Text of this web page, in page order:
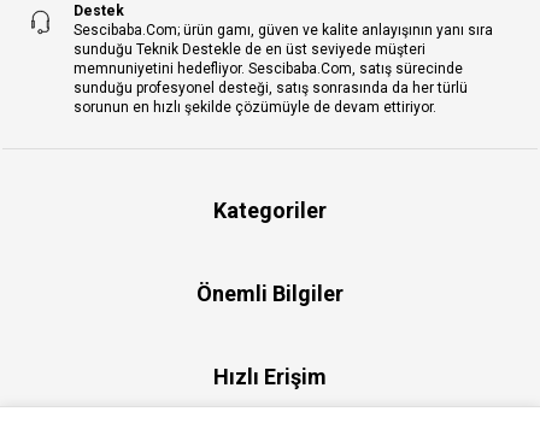
Destek
Sescibaba.Com; ürün gamı, güven ve kalite anlayışının yanı sıra
sunduğu Teknik Destekle de en üst seviyede müşteri
memnuniyetini hedefliyor. Sescibaba.Com, satış sürecinde
sunduğu profesyonel desteği, satış sonrasında da her türlü
sorunun en hızlı şekilde çözümüyle de devam ettiriyor.
Kategoriler
Önemli Bilgiler
Hızlı Erişim